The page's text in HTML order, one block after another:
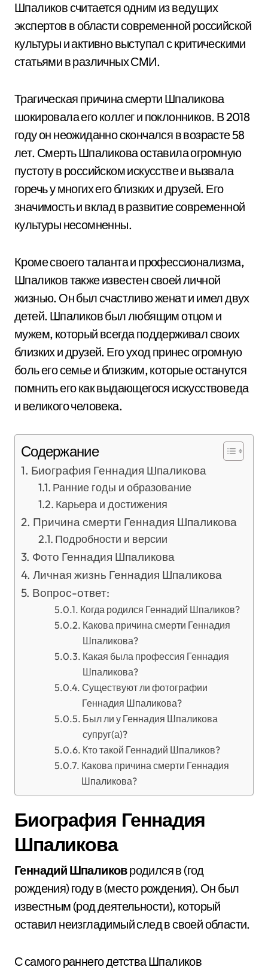
Шпаликов считается одним из ведущих
экспертов в области современной российской
культуры и активно выступал с критическими
статьями в различных СМИ.
Трагическая причина смерти Шпаликова
шокировала его коллег и поклонников. В 2018
году он неожиданно скончался в возрасте 58
лет. Смерть Шпаликова оставила огромную
пустоту в российском искусстве и вызвала
горечь у многих его близких и друзей. Его
значимость и вклад в развитие современной
культуры несомненны.
Кроме своего таланта и профессионализма,
Шпаликов также известен своей личной
жизнью. Он был счастливо женат и имел двух
детей. Шпаликов был любящим отцом и
мужем, который всегда поддерживал своих
близких и друзей. Его уход принес огромную
боль его семье и близким, которые останутся
помнить его как выдающегося искусствоведа
и великого человека.
Содержание
Биография Геннадия Шпаликова
Ранние годы и образование
Карьера и достижения
Причина смерти Геннадия Шпаликова
Подробности и версии
Фото Геннадия Шпаликова
Личная жизнь Геннадия Шпаликова
Вопрос-ответ:
Когда родился Геннадий Шпаликов?
Какова причина смерти Геннадия
Шпаликова?
Какая была профессия Геннадия
Шпаликова?
Существуют ли фотографии
Геннадия Шпаликова?
Был ли у Геннадия Шпаликова
супруг(а)?
Кто такой Геннадий Шпаликов?
Какова причина смерти Геннадия
Шпаликова?
Биография Геннадия
Шпаликова
Геннадий Шпаликовродился в (год
рождения) году в (место рождения). Он был
известным (род деятельности), который
оставил неизгладимый след в своей области.
С самого раннего детства Шпаликов